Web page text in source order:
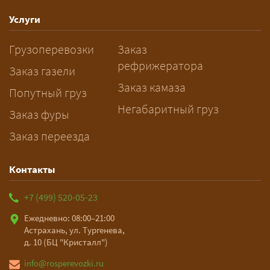
— Оставьте заявку с маршрутом,
датой и параметрами груза — логист
рассчитает стоимость за 5–10 минут
и подберёт машину. Все условия и
цена фиксируются в договоре;
оплата после доставки, перед
выгрузкой.
Услуги
Грузоперевозки
Заказ газели
Попутный груз
Заказ фуры
Заказ переезда
Заказ
рефрижератора
Заказ камаза
Негабаритный груз
Контакты
+7 (499) 520-05-23
Ежедневно: 08:00–21:00
Астрахань, ул. Тургенева,
д. 10 (БЦ "Кристалл")
info@rosperevozki.ru